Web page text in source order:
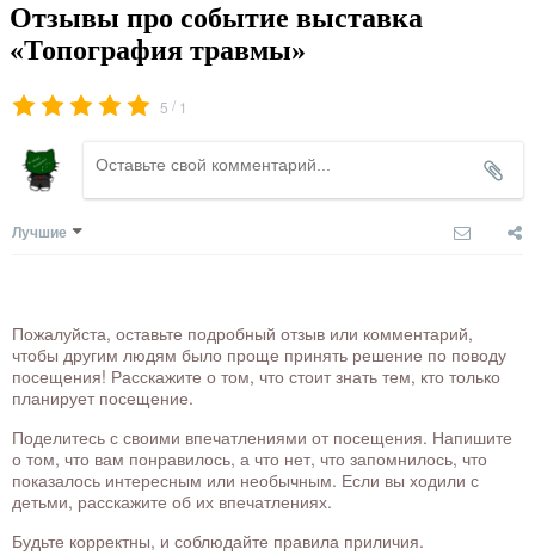
Отзывы про событие выставка
«Топография травмы»
5 / 1
Лучшие
Пожалуйста, оставьте подробный отзыв или комментарий,
чтобы другим людям было проще принять решение по поводу
посещения! Расскажите о том, что стоит знать тем, кто только
планирует посещение.
Поделитесь с своими впечатлениями от посещения. Напишите
о том, что вам понравилось, а что нет, что запомнилось, что
показалось интересным или необычным. Если вы ходили с
детьми, расскажите об их впечатлениях.
Будьте корректны, и соблюдайте правила приличия.